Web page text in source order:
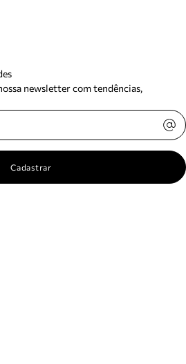
newsletter com tendências,
Cadastrar